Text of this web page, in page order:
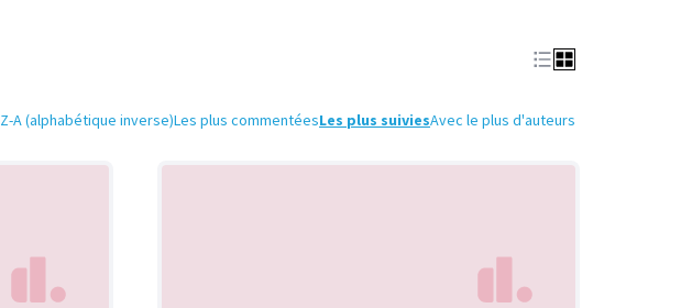
Z-A (alphabétique inverse)Les plus commentéesLes plus suiviesAvec le plus d'auteurs